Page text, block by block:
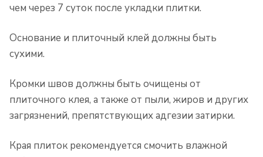
чем через 7 суток после укладки плитки.
Основание и плиточный клей должны быть
сухими.
Кромки швов должны быть очищены от
плиточного клея, а также от пыли, жиров и других
загрязнений, препятствующих адгезии затирки.
Края плиток рекомендуется смочить влажной